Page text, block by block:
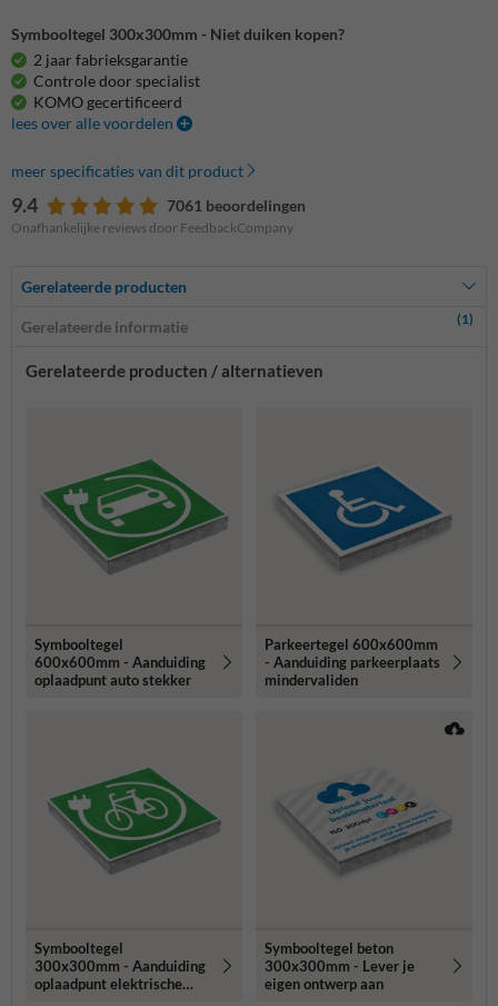
Symbooltegel 300x300mm - Niet duiken kopen?
2 jaar fabrieksgarantie
Controle door specialist
KOMO gecertificeerd
lees over alle voordelen
meer specificaties van dit product
9.4 7061 beoordelingen
Onafhankelijke reviews door FeedbackCompany
Gerelateerde producten
Gerelateerde informatie (1)
Gerelateerde producten / alternatieven
Symbooltegel
600x600mm - Aanduiding
oplaadpunt auto stekker
Parkeertegel 600x600mm
- Aanduiding parkeerplaats
mindervaliden
Symbooltegel
300x300mm - Aanduiding
oplaadpunt elektrische
Symbooltegel beton
300x300mm - Lever je
eigen ontwerp aan